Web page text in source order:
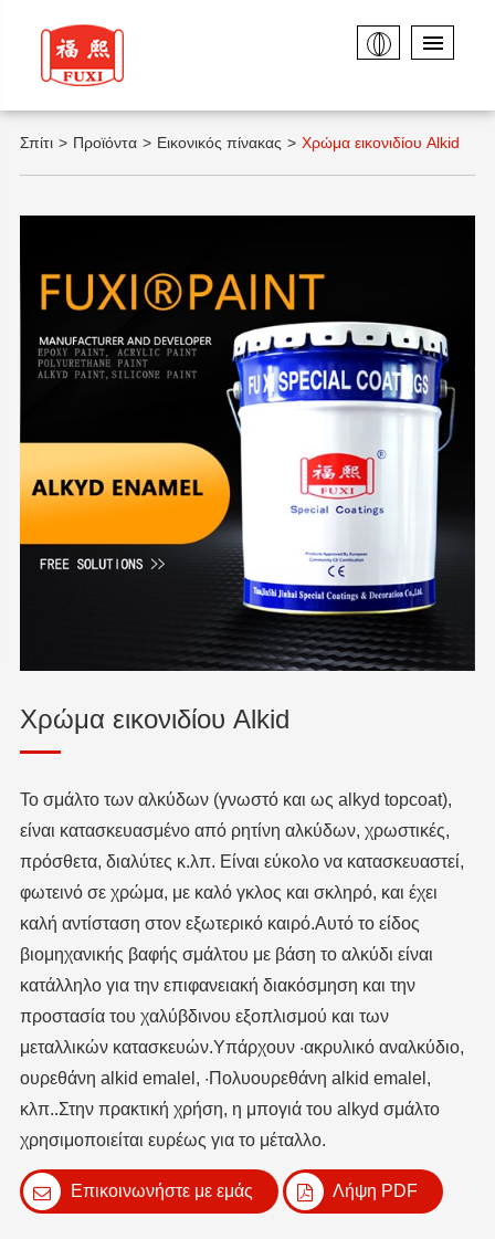
Σπίτι Προϊόντα Εικονικός πίνακας Χρώμα εικονιδίου Alkid
Χρώμα εικονιδίου Alkid
Το σμάλτο των αλκύδων (γνωστό και ως alkyd topcoat),
είναι κατασκευασμένο από ρητίνη αλκύδων, χρωστικές,
πρόσθετα, διαλύτες κ.λπ. Είναι εύκολο να κατασκευαστεί,
φωτεινό σε χρώμα, με καλό γκλος και σκληρό, και έχει
καλή αντίσταση στον εξωτερικό καιρό.Αυτό το είδος
βιομηχανικής βαφής σμάλτου με βάση το αλκύδι είναι
κατάλληλο για την επιφανειακή διακόσμηση και την
προστασία του χαλύβδινου εξοπλισμού και των
μεταλλικών κατασκευών.Υπάρχουν ·ακρυλικό αναλκύδιο,
ουρεθάνη alkid emalel, ·Πολυουρεθάνη alkid emalel,
κλπ..Στην πρακτική χρήση, η μπογιά του alkyd σμάλτο
χρησιμοποιείται ευρέως για το μέταλλο.
Επικοινωνήστε με εμάς Λήψη PDF